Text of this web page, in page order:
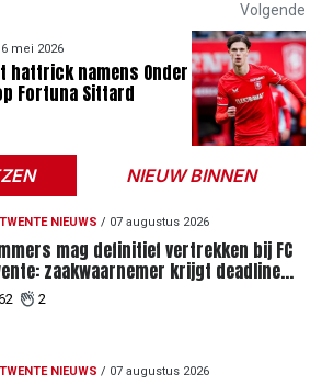
Volgende
mei 2026
hattrick namens Onder
Fortuna Sittard
NIEUW BINNEN
NIEUWS / 07 augustus 2026
mag definitief vertrekken bij FC
zaakwaarnemer krijgt deadline
komst vervanger
2
NIEUWS / 07 augustus 2026